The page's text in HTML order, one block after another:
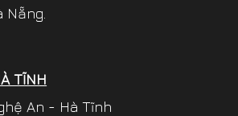
Nẵng.
TĨNH
An - Hà Tĩnh